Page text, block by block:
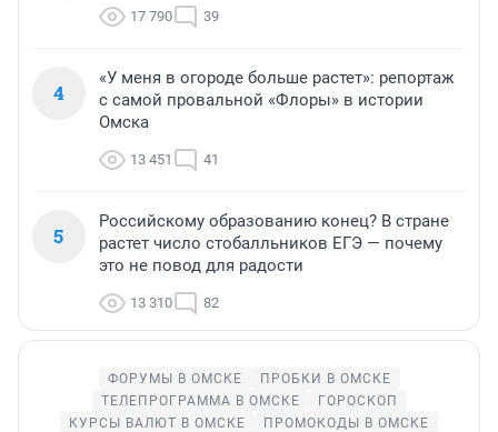
17 790 39
4
«У меня в огороде больше растет»: репортаж
с самой провальной «Флоры» в истории
Омска
13 451 41
5
Российскому образованию конец? В стране
растет число стобалльников ЕГЭ — почему
это не повод для радости
13 310 82
ФОРУМЫ В ОМСКЕ
ПРОБКИ В ОМСКЕ
ТЕЛЕПРОГРАММА В ОМСКЕ
ГОРОСКОП
КУРСЫ ВАЛЮТ В ОМСКЕ
ПРОМОКОДЫ В ОМСКЕ